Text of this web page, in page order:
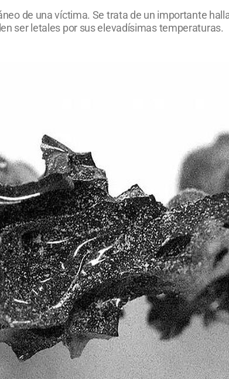
de una víctima. Se trata de un importante
ser letales por sus elevadísimas temperaturas.